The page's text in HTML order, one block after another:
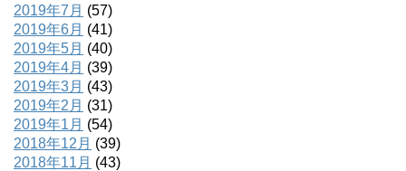
2019年7月 (57)
2019年6月 (41)
2019年5月 (40)
2019年4月 (39)
2019年3月 (43)
2019年2月 (31)
2019年1月 (54)
2018年12月 (39)
2018年11月 (43)